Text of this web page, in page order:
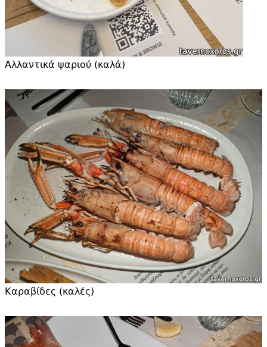
Αλλαντικά ψαριού (καλά)
Καραβίδες (καλές)